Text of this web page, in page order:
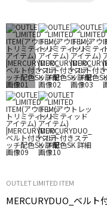
OUTLET LIMITED ITEM
MERCURYDUO_ベルト